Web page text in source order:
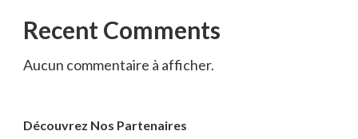
Recent Comments
Aucun commentaire à afficher.
Découvrez Nos Partenaires